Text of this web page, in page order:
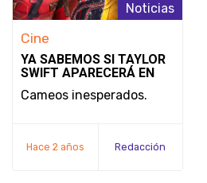
Noticias
Cine
YA SABEMOS SI TAYLOR
SWIFT APARECERÁ EN
DEADPOOL & WOLVERINE
Cameos inesperados.
Hace 2 años Redacción